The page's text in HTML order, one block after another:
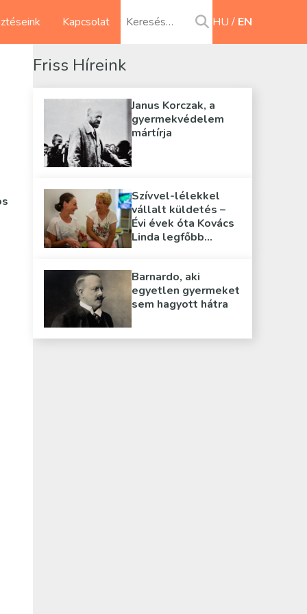
Kapcsolat HU EN
Friss Híreink
Janus Korczak, a
gyermekvédelem
mártírja
Szívvel-lélekkel
vállalt küldetés –
Évi évek óta Kovács
Linda legfőbb
Barnardo, aki
egyetlen gyermeket
sem hagyott hátra